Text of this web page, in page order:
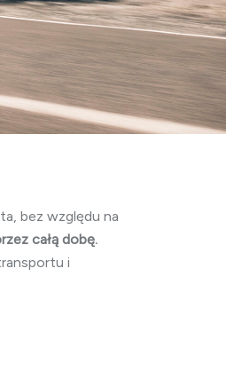
bez względu na
całą dobę.
i